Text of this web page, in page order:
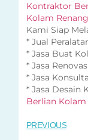
Kontraktor
Kolam Renang
Kami Siap
* Jual
* Jasa Buat
* Jasa
* Jasa
* Jasa Desain
Berlian Kolam
PREVIOUS